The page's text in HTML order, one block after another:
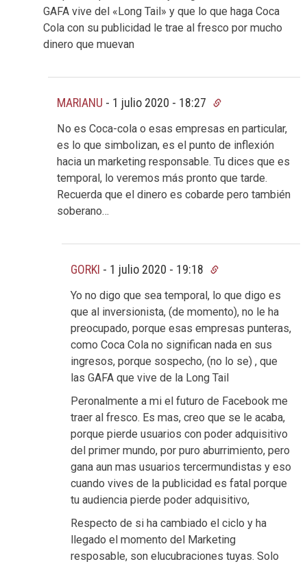
GAFA vive del «Long Tail» y que lo que haga Coca
Cola con su publicidad le trae al fresco por mucho
dinero que muevan
MARIANU - 1 julio 2020 - 18:27
No es Coca-cola o esas empresas en particular,
es lo que simbolizan, es el punto de inflexión
hacia un marketing responsable. Tu dices que es
temporal, lo veremos más pronto que tarde.
Recuerda que el dinero es cobarde pero también
soberano…
GORKI - 1 julio 2020 - 19:18
Yo no digo que sea temporal, lo que digo es
que al inversionista, (de momento), no le ha
preocupado, porque esas empresas punteras,
como Coca Cola no significan nada en sus
ingresos, porque sospecho, (no lo se) , que
las GAFA que vive de la Long Tail
Peronalmente a mi el futuro de Facebook me
traer al fresco. Es mas, creo que se le acaba,
porque pierde usuarios con poder adquisitivo
del primer mundo, por puro aburrimiento, pero
gana aun mas usuarios tercermundistas y eso
cuando vives de la publicidad es fatal porque
tu audiencia pierde poder adquisitivo,
Respecto de si ha cambiado el ciclo y ha
llegado el momento del Marketing
resposable, son elucubraciones tuyas. Solo